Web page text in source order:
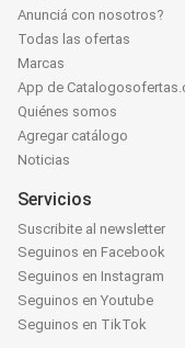
Anunciá con nosotros?
Todas las ofertas
Marcas
App de
Quiénes somos
Agregar catálogo
Noticias
Servicios
Suscribite al newsletter
Seguinos en Facebook
Seguinos en Instagram
Seguinos en Youtube
Seguinos en TikTok